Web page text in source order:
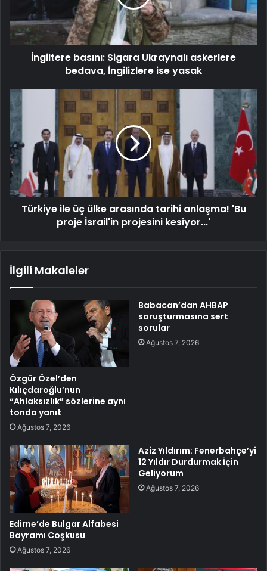
İngiltere basını: Sigara Ukraynalı askerlere
bedava, İngilizlere ise yasak
Türkiye ile üç ülke arasında tarihi anlaşma! 'Bu
proje İsrail'in projesini kesiyor...'
İlgili Makaleler
Özgür Özel’den
Kılıçdaroğlu’nun
“Ahlaksızlık” sözlerine aynı
tonda yanıt
Ağustos 7, 2026
Babacan’dan AHBAP
soruşturmasına sert
sorular
Ağustos 7, 2026
Edirne’de Bulgar Alfabesi
Bayramı Coşkusu
Ağustos 7, 2026
Aziz Yıldırım: Fenerbahçe’yi
12 Yıldır Durdurmak İçin
Geliyorum
Ağustos 7, 2026